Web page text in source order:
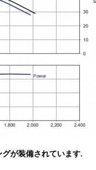
が装備されています.